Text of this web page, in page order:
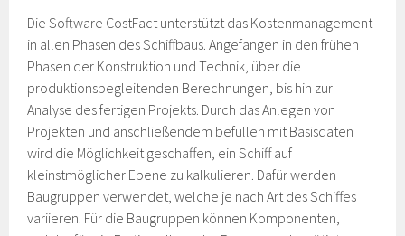
Die Software CostFact unterstützt das Kostenmanagement
in allen Phasen des Schiffbaus. Angefangen in den frühen
Phasen der Konstruktion und Technik, über die
produktionsbegleitenden Berechnungen, bis hin zur
Analyse des fertigen Projekts. Durch das Anlegen von
Projekten und anschließendem befüllen mit Basisdaten
wird die Möglichkeit geschaffen, ein Schiff auf
kleinstmöglicher Ebene zu kalkulieren. Dafür werden
Baugruppen verwendet, welche je nach Art des Schiffes
variieren. Für die Baugruppen können Komponenten,